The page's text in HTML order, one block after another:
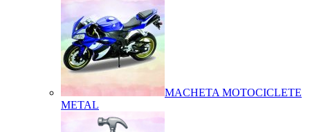
MACHETA MOTOCICLETE
METAL